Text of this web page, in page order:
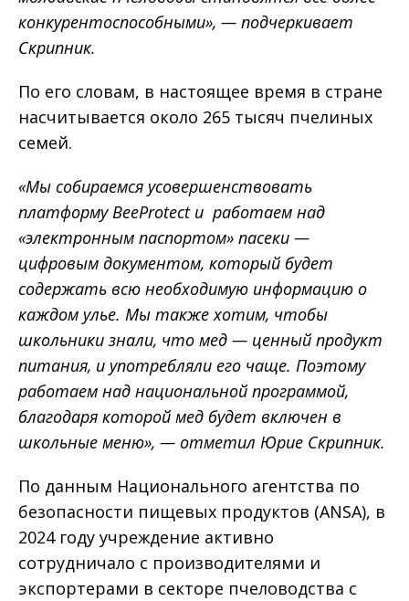
конкурентоспособными», — подчеркивает
Скрипник.
По его словам, в настоящее время в стране
насчитывается около 265 тысяч пчелиных
семей.
«Мы собираемся усовершенствовать
платформу BeeProtect и работаем над
«электронным паспортом» пасеки —
цифровым документом, который будет
содержать всю необходимую информацию о
каждом улье. Мы также хотим, чтобы
школьники знали, что мед — ценный продукт
питания, и употребляли его чаще. Поэтому
работаем над национальной программой,
благодаря которой мед будет включен в
школьные меню», — отметил Юрие Скрипник.
По данным Национального агентства по
безопасности пищевых продуктов (ANSA), в
2024 году учреждение активно
сотрудничало с производителями и
экспортерами в секторе пчеловодства с